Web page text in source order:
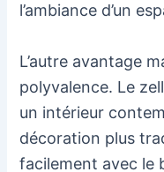
l’ambiance d’un
L’autre avantage
polyvalence. Le
un intérieur
décoration plus
facilement avec le